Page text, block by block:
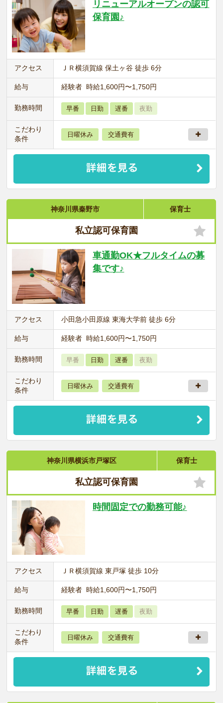
リニューアルオープンの認可
保育園♪
アクセス ＪＲ横須賀線 保土ヶ谷 徒歩 6分
給与 経験者 時給1,600円〜1,750円
勤務時間 早番 日勤 遅番 夜勤
こだわり
条件
日曜休み 交通費有
神奈川県秦野市 保育士
私立認可保育園
車通勤OK★フルタイムの募
集です♪
アクセス 小田急小田原線 東海大学前 徒歩 6分
給与 経験者 時給1,600円〜1,750円
勤務時間 早番 日勤 遅番 夜勤
こだわり
条件
日曜休み 交通費有
神奈川県横浜市戸塚区 保育士
私立認可保育園
時間固定での勤務可能♪
アクセス ＪＲ横須賀線 東戸塚 徒歩 10分
給与 経験者 時給1,600円〜1,750円
勤務時間 早番 日勤 遅番 夜勤
こだわり
条件
日曜休み 交通費有